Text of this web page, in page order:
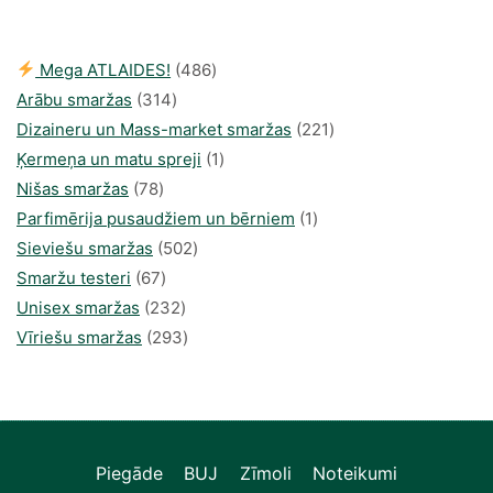
Mega ATLAIDES! 486486
Arābu smaržas 314314
produkti
Dizaineru un Mass-market smaržas 221221
Ķermeņa un matu spreji 11
Nišas smaržas 7878
produkts
Parfimērija pusaudžiem un bērniem 11
Sieviešu smaržas 502502
Smaržu testeri 6767
produkts
Unisex smaržas 232232
produkts
Vīriešu smaržas 293293
Piegāde BUJ Zīmoli Noteikumi